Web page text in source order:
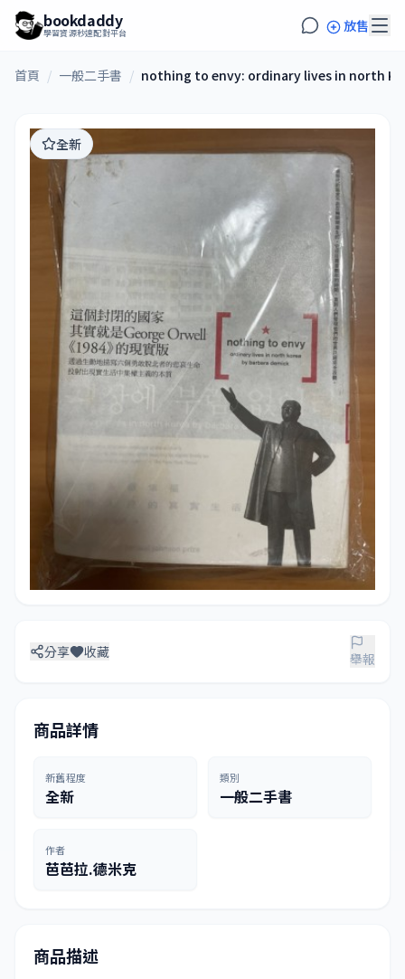
bookdaddy
學習資源秒速配對平台 放售
首頁 / 一般二手書 / nothing to envy: ordinary lives in north
全新
分享 收藏 舉報
商品詳情
新舊程度
全新
類別
一般二手書
作者
芭芭拉.德米克
商品描述